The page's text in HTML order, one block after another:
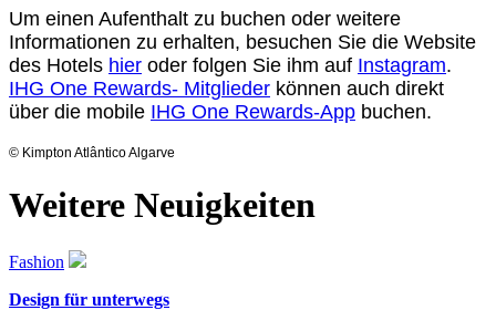
Um einen Aufenthalt zu buchen oder weitere
Informationen zu erhalten, besuchen Sie die Website
des Hotels hier oder folgen Sie ihm auf Instagram.
IHG One Rewards- Mitglieder können auch direkt
über die mobile IHG One Rewards-App buchen.
© Kimpton Atlântico Algarve
Weitere Neuigkeiten
Fashion
Design für unterwegs